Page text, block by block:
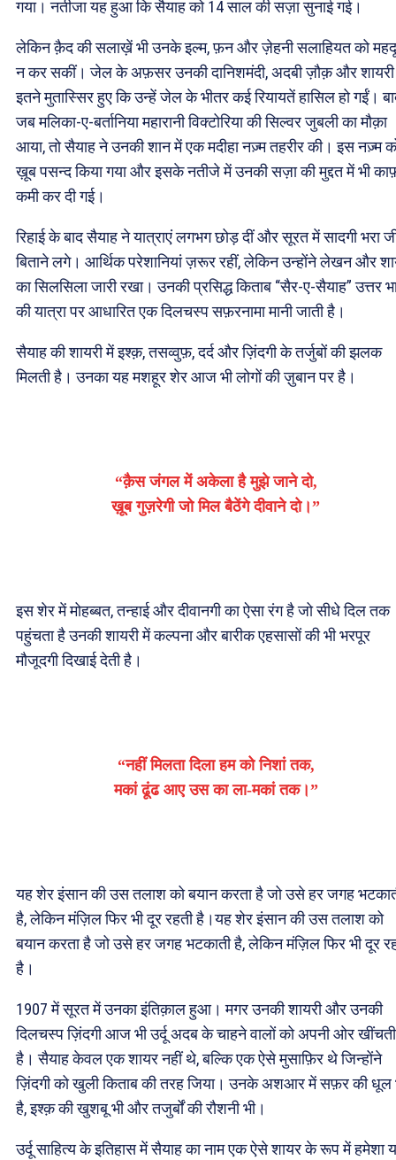
गया। नतीजा यह हुआ कि सैयाह को 14 साल की सज़ा सुनाई गई।
लेकिन क़ैद की सलाख़ें भी उनके इल्म, फ़न और ज़ेहनी सलाहियत को
न कर सकीं। जेल के अफ़सर उनकी दानिशमंदी, अदबी ज़ौक़ और
इतने मुतास्सिर हुए कि उन्हें जेल के भीतर कई रियायतें हासिल हो गईं।
जब मलिका-ए-बर्तानिया महारानी विक्टोरिया की सिल्वर जुबली का मौक़ा
आया, तो सैयाह ने उनकी शान में एक मदीहा नज़्म तहरीर की। इस नज़्म
ख़ूब पसन्द किया गया और इसके नतीजे में उनकी सज़ा की मुद्दत में भी
कमी कर दी गई।
रिहाई के बाद सैयाह ने यात्राएं लगभग छोड़ दीं और सूरत में सादगी भरा
बिताने लगे। आर्थिक परेशानियां ज़रूर रहीं, लेकिन उन्होंने लेखन और
का सिलसिला जारी रखा। उनकी प्रसिद्ध किताब “सैर-ए-सैयाह” उत्तर
की यात्रा पर आधारित एक दिलचस्प सफ़रनामा मानी जाती है।
सैयाह की शायरी में इश्क़, तसव्वुफ़, दर्द और ज़िंदगी के तर्जुबों की झलक
मिलती है। उनका यह मशहूर शेर आज भी लोगों की ज़ुबान पर है।
“क़ैस जंगल में अकेला है मुझे जाने दो,
ख़ूब गुज़रेगी जो मिल बैठेंगे दीवाने दो।”
इस शेर में मोहब्बत, तन्हाई और दीवानगी का ऐसा रंग है जो सीधे दिल तक
पहुंचता है उनकी शायरी में कल्पना और बारीक एहसासों की भी भरपूर
मौजूदगी दिखाई देती है।
“नहीं मिलता दिला हम को निशां तक,
मकां ढूंढ आए उस का ला-मकां तक।”
यह शेर इंसान की उस तलाश को बयान करता है जो उसे हर जगह
है, लेकिन मंज़िल फिर भी दूर रहती है।यह शेर इंसान की उस तलाश को
बयान करता है जो उसे हर जगह भटकाती है, लेकिन मंज़िल फिर भी दूर
है।
1907 में सूरत में उनका इंतिक़ाल हुआ। मगर उनकी शायरी और उनकी
दिलचस्प ज़िंदगी आज भी उर्दू अदब के चाहने वालों को अपनी ओर खींचती
है। सैयाह केवल एक शायर नहीं थे, बल्कि एक ऐसे मुसाफ़िर थे जिन्होंने
ज़िंदगी को खुली किताब की तरह जिया। उनके अशआर में सफ़र की धूल
है, इश्क़ की खुशबू भी और तजुर्बों की रौशनी भी।
उर्दू साहित्य के इतिहास में सैयाह का नाम एक ऐसे शायर के रूप में हमेशा